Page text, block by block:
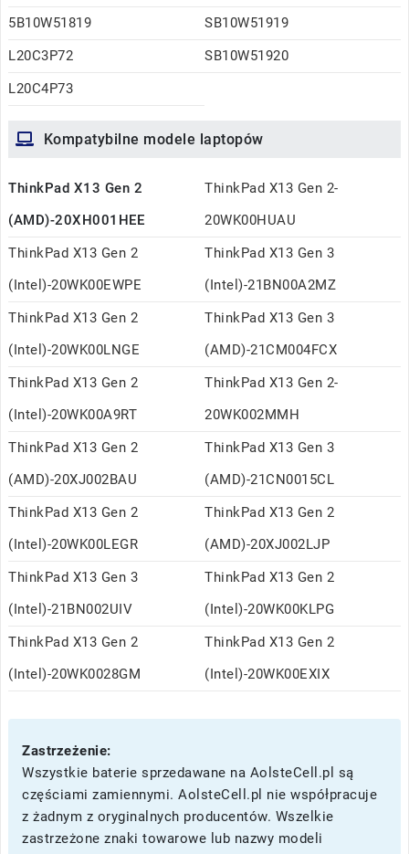
5B10W51819
SB10W51919
L20C3P72
SB10W51920
L20C4P73
Kompatybilne modele laptopów
ThinkPad X13 Gen 2
(AMD)-20XH001HEE
ThinkPad X13 Gen 2-
20WK00HUAU
ThinkPad X13 Gen 2
(Intel)-20WK00EWPE
ThinkPad X13 Gen 3
(Intel)-21BN00A2MZ
ThinkPad X13 Gen 2
(Intel)-20WK00LNGE
ThinkPad X13 Gen 3
(AMD)-21CM004FCX
ThinkPad X13 Gen 2
(Intel)-20WK00A9RT
ThinkPad X13 Gen 2-
20WK002MMH
ThinkPad X13 Gen 2
(AMD)-20XJ002BAU
ThinkPad X13 Gen 3
(AMD)-21CN0015CL
ThinkPad X13 Gen 2
(Intel)-20WK00LEGR
ThinkPad X13 Gen 2
(AMD)-20XJ002LJP
ThinkPad X13 Gen 3
(Intel)-21BN002UIV
ThinkPad X13 Gen 2
(Intel)-20WK00KLPG
ThinkPad X13 Gen 2
(Intel)-20WK0028GM
ThinkPad X13 Gen 2
(Intel)-20WK00EXIX
Zastrzeżenie:
Wszystkie baterie sprzedawane na AolsteCell.pl są
częściami zamiennymi. AolsteCell.pl nie współpracuje
z żadnym z oryginalnych producentów. Wszelkie
zastrzeżone znaki towarowe lub nazwy modeli